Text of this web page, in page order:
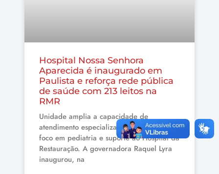
Hospital Nossa Senhora
Aparecida é inaugurado em
Paulista e reforça rede pública
de saúde com 213 leitos na
RMR
Unidade amplia a capacidade de
atendimento especializado no Estado, com
foco em pediatria e suporte ao Hospital da
Restauração. A governadora Raquel Lyra
inaugurou, na